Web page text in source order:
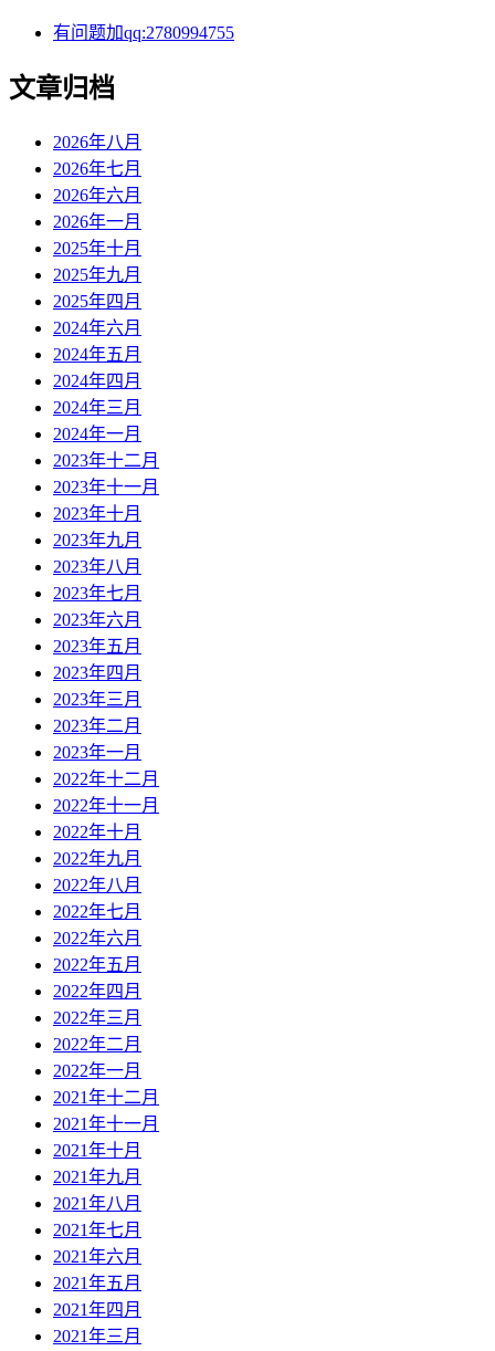
有问题加qq:2780994755
文章归档
2026年八月
2026年七月
2026年六月
2026年一月
2025年十月
2025年九月
2025年四月
2024年六月
2024年五月
2024年四月
2024年三月
2024年一月
2023年十二月
2023年十一月
2023年十月
2023年九月
2023年八月
2023年七月
2023年六月
2023年五月
2023年四月
2023年三月
2023年二月
2023年一月
2022年十二月
2022年十一月
2022年十月
2022年九月
2022年八月
2022年七月
2022年六月
2022年五月
2022年四月
2022年三月
2022年二月
2022年一月
2021年十二月
2021年十一月
2021年十月
2021年九月
2021年八月
2021年七月
2021年六月
2021年五月
2021年四月
2021年三月